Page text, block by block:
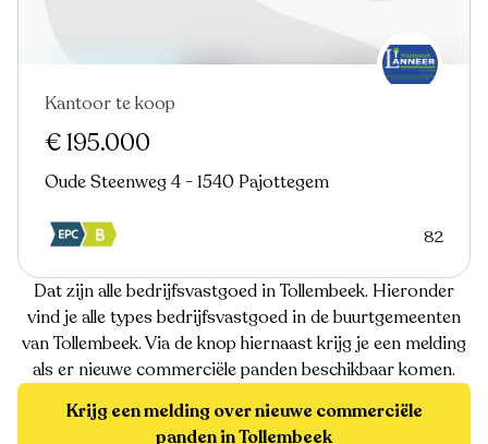
Kantoor te koop
€ 195.000
Oude Steenweg 4 - 1540 Pajottegem
82
Dat zijn alle bedrijfsvastgoed in Tollembeek. Hieronder
vind je alle types bedrijfsvastgoed in de buurtgemeenten
van Tollembeek. Via de knop hiernaast krijg je een melding
als er nieuwe commerciële panden beschikbaar komen.
Krijg een melding over nieuwe commerciële
panden in Tollembeek